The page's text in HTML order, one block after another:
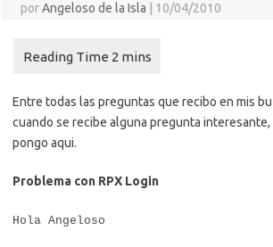
porAngeloso de la Isla 10/04/2010
Entre todas las preguntas que recibo en mis
cuando se recibe alguna pregunta interesante,
pongo aqui.
Problema con RPX Login
Hola Angeloso